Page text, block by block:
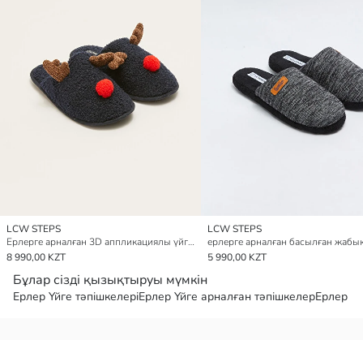
LCW STEPS
Ерлерге арналған 3D аппликациялы үйге арналған тәпішкелер
8 990,00 KZT
LCW STEPS
5 990,00 KZT
Бұлар сізді қызықтыруы мүмкін
Ерлер Үйге тәпішкелеріЕрлер Үйге арналған тәпішкелерЕрлер